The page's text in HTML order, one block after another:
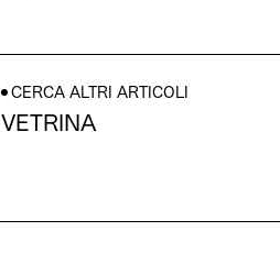
CERCA ALTRI ARTICOLI
VETRINA